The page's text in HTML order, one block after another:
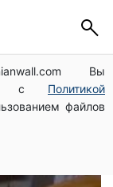
Вы
с Политикой
файлов